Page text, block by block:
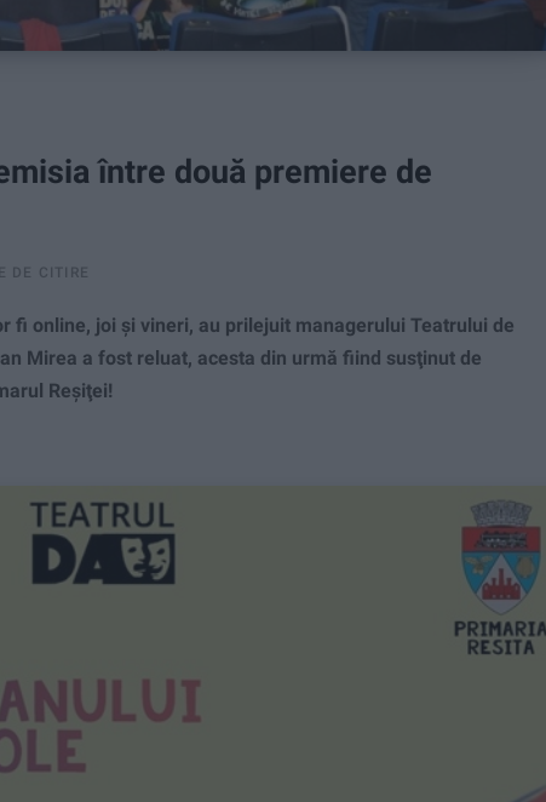
între două premiere de
DE CITIRE
fi online, joi şi vineri, au prilejuit managerului Teatrului de
Mirea a fost reluat, acesta din urmă fiind susţinut de
Reşiţei!